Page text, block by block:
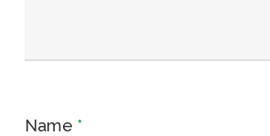
Name *